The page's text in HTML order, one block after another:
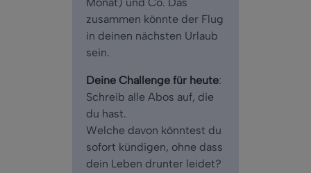
zusammen könnte der Flug
in deinen nächsten Urlaub
sein.
Deine Challenge für heute:
Schreib alle Abos auf, die
du hast.
Welche davon könntest du
sofort kündigen, ohne dass
dein Leben drunter leidet?